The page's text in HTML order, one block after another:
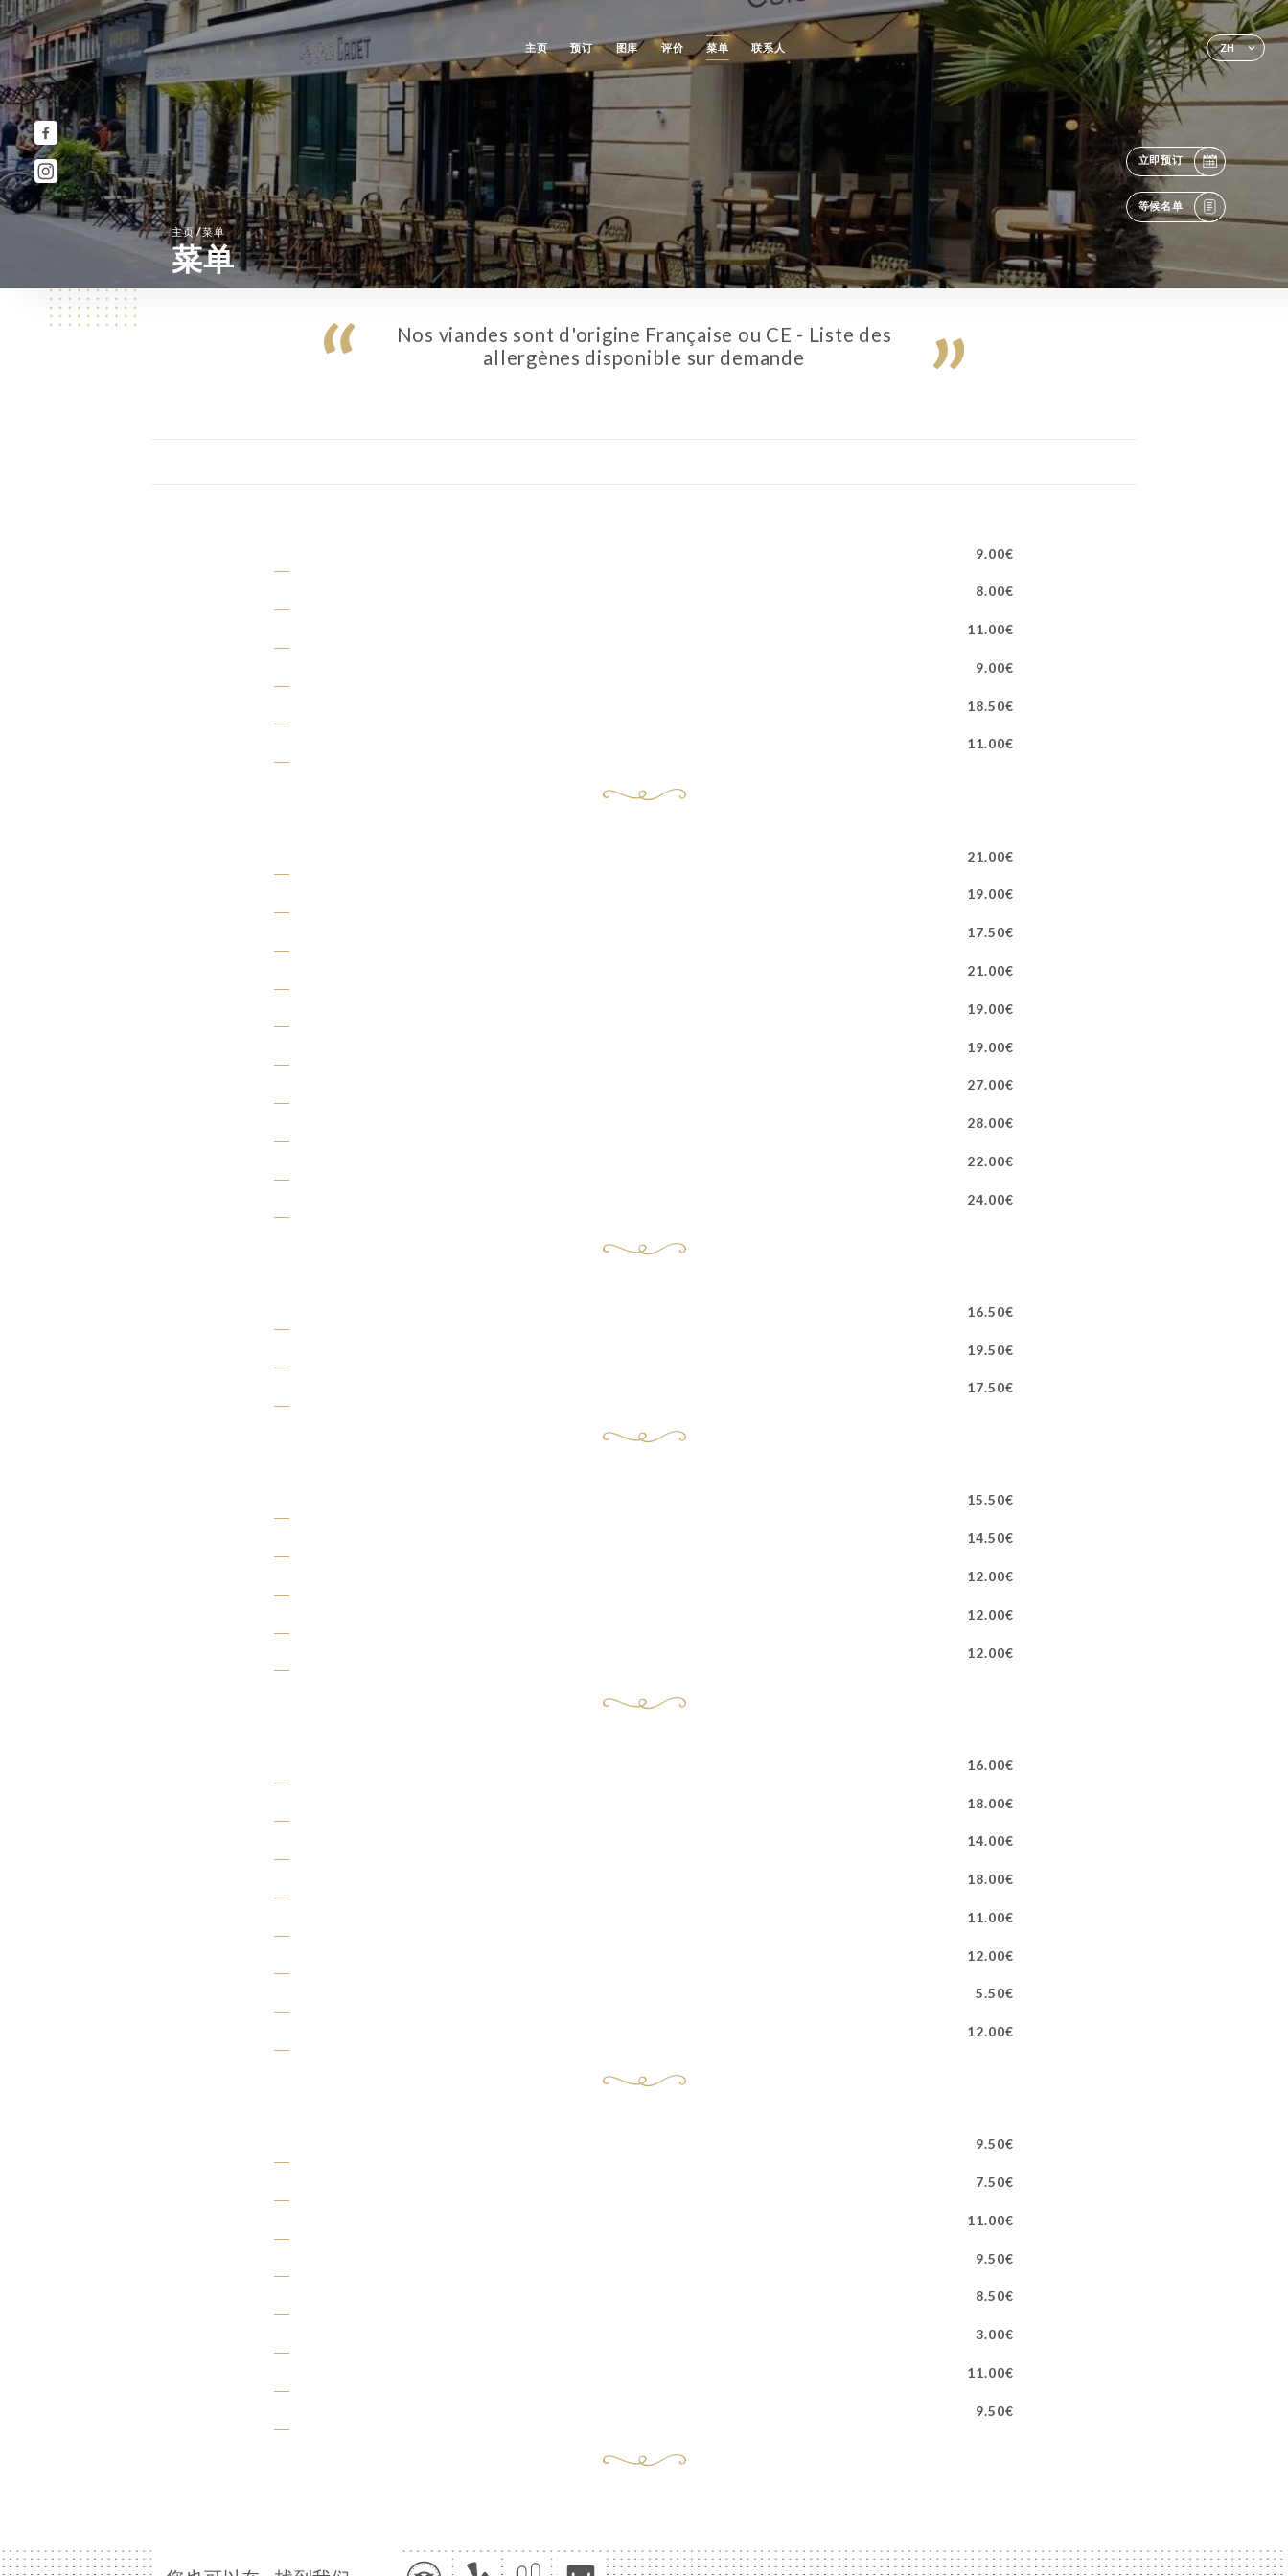
ZH
主页 预订 图库 评价 菜单 联系人
立即预订
等候名单
主页/菜单
菜单
Nos viandes sont d'origine Française ou CE - Liste des
allergènes disponible sur demande
9.00€
8.00€
11.00€
9.00€
18.50€
11.00€
21.00€
19.00€
17.50€
21.00€
19.00€
19.00€
27.00€
28.00€
22.00€
24.00€
16.50€
19.50€
17.50€
15.50€
14.50€
12.00€
12.00€
12.00€
16.00€
18.00€
14.00€
18.00€
11.00€
12.00€
5.50€
12.00€
9.50€
7.50€
11.00€
9.50€
8.50€
3.00€
11.00€
9.50€